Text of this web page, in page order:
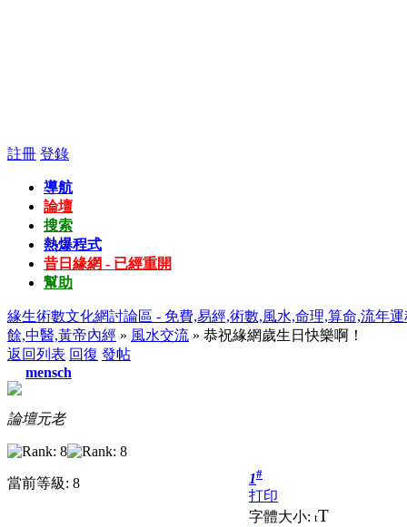
註冊 登錄
導航
論壇
搜索
熱爆程式
昔日緣網 - 已經重開
幫助
緣生術數文化網討論區 - 免費,易經,術數,風水,命理,算命,流年
餘,中醫,黃帝內經 » 風水交流 » 恭祝緣網歲生日快樂啊！
返回列表 回復 發帖
mensch
論壇元老
當前等級: 8 1#
打印
字體大小: tT